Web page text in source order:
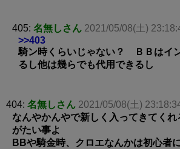
405: 名無しさん 2021/05/08(土)
>>403
騎ン時くらいじゃない？ ＢＢはイ
るし他は幾らでも代用できるし
404: 名無しさん 2021/05/08(土)
なんやかんやで新しく入ってきてくれ
がたい事よ
BBや騎金時、クロエなんかは初心者